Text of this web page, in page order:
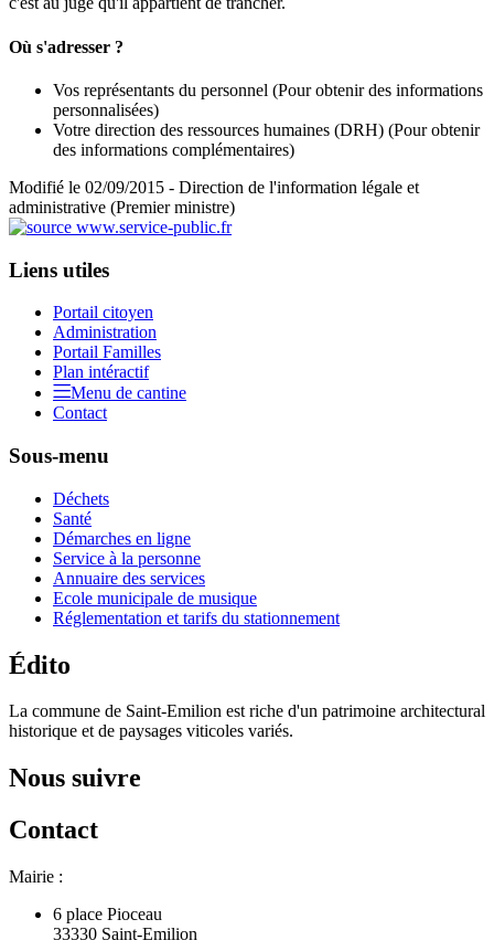
Où s'adresser ?
Vos représentants du personnel (Pour obtenir des informations
personnalisées)
Votre direction des ressources humaines (DRH) (Pour obtenir
des informations complémentaires)
Modifié le 02/09/2015 - Direction de l'information légale et
administrative (Premier ministre)
Liens utiles
Portail citoyen
Administration
Portail Familles
Plan intéractif
Menu de cantine
Contact
Sous-menu
Déchets
Santé
Démarches en ligne
Service à la personne
Annuaire des services
Ecole municipale de musique
Réglementation et tarifs du stationnement
Édito
La commune de Saint-Emilion est riche d'un patrimoine architectural
historique et de paysages viticoles variés.
Nous suivre
Contact
Mairie :
6 place Pioceau
33330 Saint-Emilion